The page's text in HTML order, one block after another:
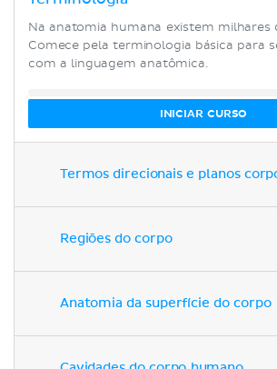
Na anatomia humana existem milhares
Comece pela terminologia básica para
com a linguagem anatômica.
INICIAR CURSO
Termos direcionais e planos
Regiões do corpo
Anatomia da superfície do corpo